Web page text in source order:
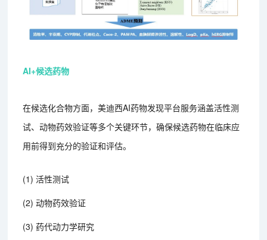
AI+候选药物
在候选化合物方面，美迪西AI药物发现平台服务涵盖活性测
试、动物药效验证等多个关键环节，确保候选药物在临床应
用前得到充分的验证和评估。
(1) 活性测试
(2) 动物药效验证
(3) 药代动力学研究